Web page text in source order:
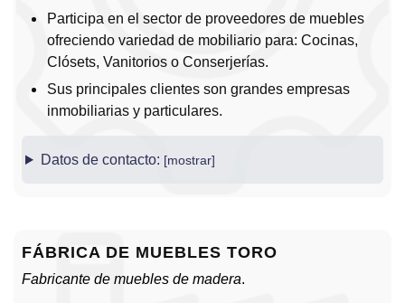
Participa en el sector de proveedores de muebles
ofreciendo variedad de mobiliario para: Cocinas,
Clósets, Vanitorios o Conserjerías.
Sus principales clientes son grandes empresas
inmobiliarias y particulares.
Datos de contacto:
FÁBRICA DE MUEBLES TORO
Fabricante de muebles de madera.